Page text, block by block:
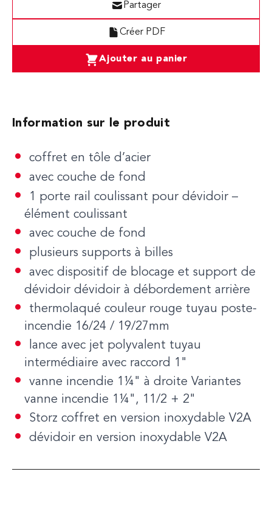
Ajouter au panier
Créer PDF
Partager
Information sur le produit
coffret en tôle d’acier
avec couche de fond
1 porte rail coulissant pour dévidoir –
élément coulissant
avec couche de fond
plusieurs supports à billes
avec dispositif de blocage et support de
dévidoir dévidoir à débordement arrière
thermolaqué couleur rouge tuyau poste-
incendie 16/24 / 19/27mm
lance avec jet polyvalent tuyau
intermédiaire avec raccord 1"
vanne incendie 1¼" à droite Variantes
vanne incendie 1¼", 11/2 + 2"
Storz coffret en version inoxydable V2A
dévidoir en version inoxydable V2A